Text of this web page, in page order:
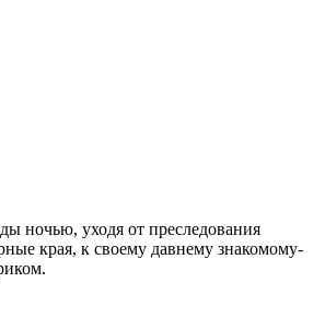
ночью, уходя от преследования
края, к своему давнему знакомому-